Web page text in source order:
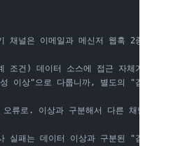
채널은 이메일과 메신저 웹훅 2종. 제
조건) 데이터 소스에 접근 자체가 실패
이상"으로 다룹니까, 별도의 "검사 오
류로. 이상과 구분해서 다른 채널로 보
실패는 데이터 이상과 구분된 "검사 오